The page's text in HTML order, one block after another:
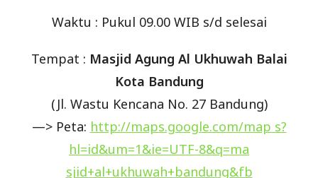
Waktu : Pukul 09.00 WIB s/d selesai
Tempat : Masjid Agung Al Ukhuwah Balai
Kota Bandung
(Jl. Wastu Kencana No. 27 Bandung)
—> Peta: http://maps.google.com/map ​s?
hl=id&um=1&ie=UTF-8&q=ma​
sjid+al+ukhuwah+bandung&fb​